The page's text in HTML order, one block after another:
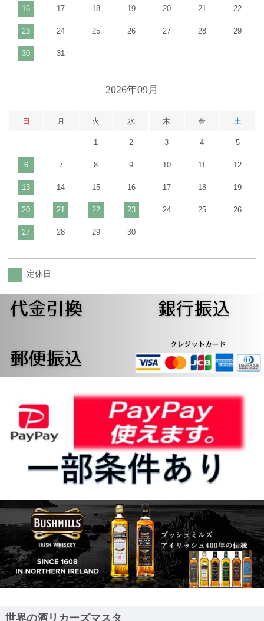
16 17 18 19 20 21 22
23 24 25 26 27 28 29
30 31
2026年09月
日 月 火 水 木 金 土
1 2 3 4 5
6 7 8 9 10 11 12
13 14 15 16 17 18 19
20 21 22 23 24 25 26
27 28 29 30
定休日
世界の酒リカーズマスタ